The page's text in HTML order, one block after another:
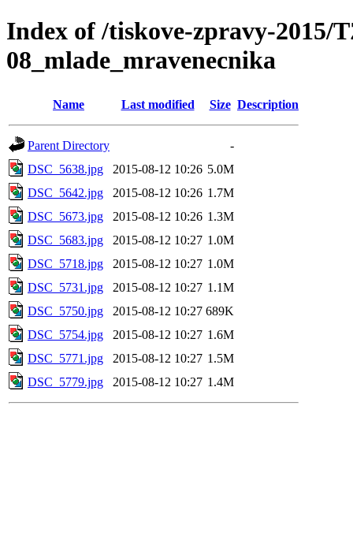
Index of /tiskove-zpravy-2015/
08_mlade_mravenecnika
Name Last modified Size Description
Parent Directory
-
DSC_5638.jpg
2015-08-12 10:26 5.0M
DSC_5642.jpg
2015-08-12 10:26 1.7M
DSC_5673.jpg
2015-08-12 10:26 1.3M
DSC_5683.jpg
2015-08-12 10:27 1.0M
DSC_5718.jpg
2015-08-12 10:27 1.0M
DSC_5731.jpg
2015-08-12 10:27 1.1M
DSC_5750.jpg
2015-08-12 10:27 689K
DSC_5754.jpg
2015-08-12 10:27 1.6M
DSC_5771.jpg
2015-08-12 10:27 1.5M
DSC_5779.jpg
2015-08-12 10:27 1.4M